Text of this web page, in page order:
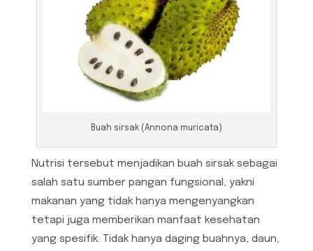
Buah sirsak (Annona muricata)
Nutrisi tersebut menjadikan buah sirsak sebagai
salah satu sumber pangan fungsional, yakni
makanan yang tidak hanya mengenyangkan
tetapi juga memberikan manfaat kesehatan
yang spesifik. Tidak hanya daging buahnya, daun,